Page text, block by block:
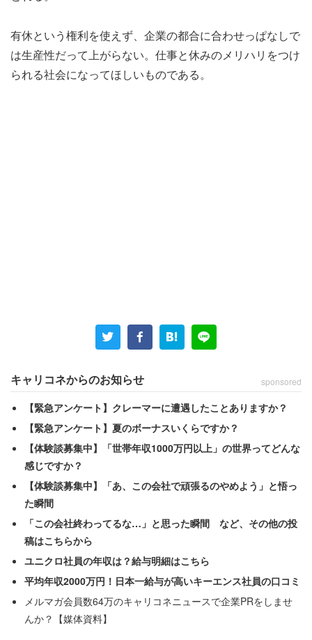
有休という権利を使えず、企業の都合に合わせっぱなしで
は生産性だって上がらない。仕事と休みのメリハリをつけ
られる社会になってほしいものである。
キャリコネからのお知らせ sponsored
【緊急アンケート】クレーマーに遭遇したことありますか？
【緊急アンケート】夏のボーナスいくらですか？
【体験談募集中】「世帯年収1000万円以上」の世界ってどんな
感じですか？
【体験談募集中】「あ、この会社で頑張るのやめよう」と悟っ
た瞬間
「この会社終わってるな…」と思った瞬間 など、その他の投
稿はこちらから
ユニクロ社員の年収は？給与明細はこちら
平均年収2000万円！日本一給与が高いキーエンス社員の口コミ
メルマガ会員数64万のキャリコネニュースで企業PRをしませ
んか？【媒体資料】